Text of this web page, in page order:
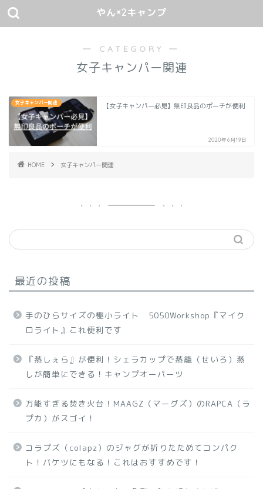
やん×2キャンプ
― CATEGORY ―
女子キャンパー関連
女子キャンパー関連 【女子キャンパー必見】無印良品のポーチが便利
2020年6月19日
HOME 女子キャンパー関連
最近の投稿
手のひらサイズの極小ライト 5050Workshop『マイク
ロライト』これ便利です
『蒸しぇら』が便利！シェラカップで蒸籠（せいろ）蒸
しが簡単にできる！キャンプオーパーツ
万能すぎる焚き火台！MAAGZ（マーグズ）のRAPCA（ラ
プカ）がスゴイ！
コラプズ（colapz）のジャグが折りたためてコンパク
ト！バケツにもなる！これはおすすめです！